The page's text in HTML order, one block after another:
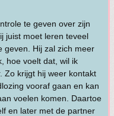
te geven over zijn
juist moet leren teveel
geven. Hij zal zich meer
hoe voelt dat, wil ik
Zo krijgt hij weer kontakt
vooraf gaan en kan
voelen komen. Daartoe
en later met de partner